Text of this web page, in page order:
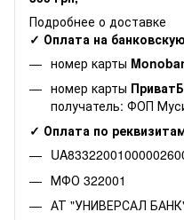
Подробнее о доставке
✓ Оплата на
номер карты
номер карты
получатель: ФОП
✓ Оплата по
МФО 322001
АТ "УНИВЕРСАЛ